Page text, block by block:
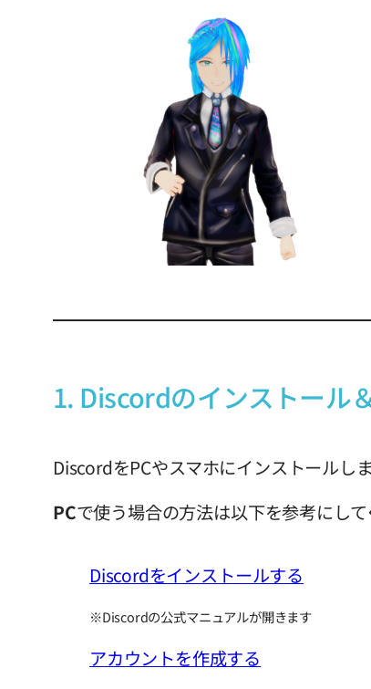
1. Discordのインストール
DiscordをPCやスマホにインストールし
PCで使う場合の方法は以下を参考にして
Discordをインストールする
※Discordの公式マニュアルが開きます
アカウントを作成する